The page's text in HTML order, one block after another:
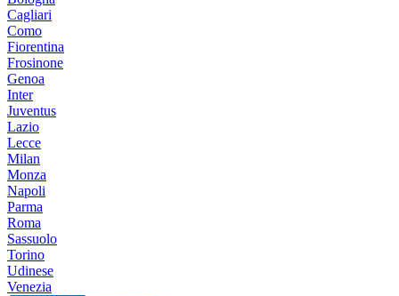
Cagliari
Como
Fiorentina
Frosinone
Genoa
Inter
Juventus
Lazio
Lecce
Milan
Monza
Napoli
Parma
Roma
Sassuolo
Torino
Udinese
Venezia